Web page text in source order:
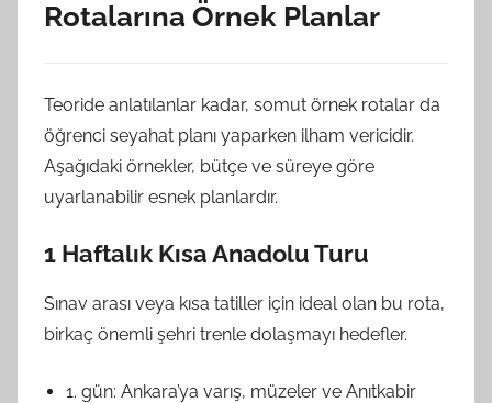
Rotalarına Örnek Planlar
Teoride anlatılanlar kadar, somut örnek rotalar da
öğrenci seyahat planı yaparken ilham vericidir.
Aşağıdaki örnekler, bütçe ve süreye göre
uyarlanabilir esnek planlardır.
1 Haftalık Kısa Anadolu Turu
Sınav arası veya kısa tatiller için ideal olan bu rota,
birkaç önemli şehri trenle dolaşmayı hedefler.
1. gün: Ankara’ya varış, müzeler ve Anıtkabir